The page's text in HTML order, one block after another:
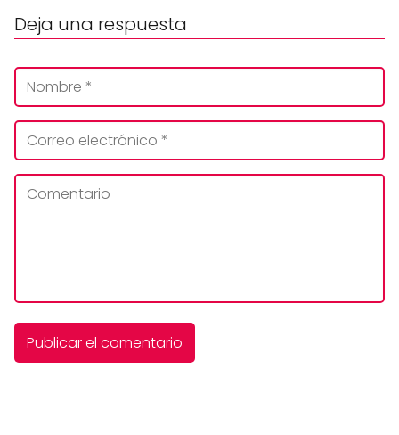
Deja una respuesta